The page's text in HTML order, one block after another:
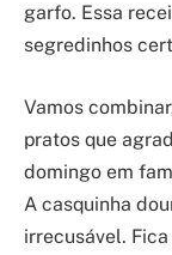
garfo. Essa
segredinhos
Vamos
pratos que
domingo em
A casquinha
irrecusável.